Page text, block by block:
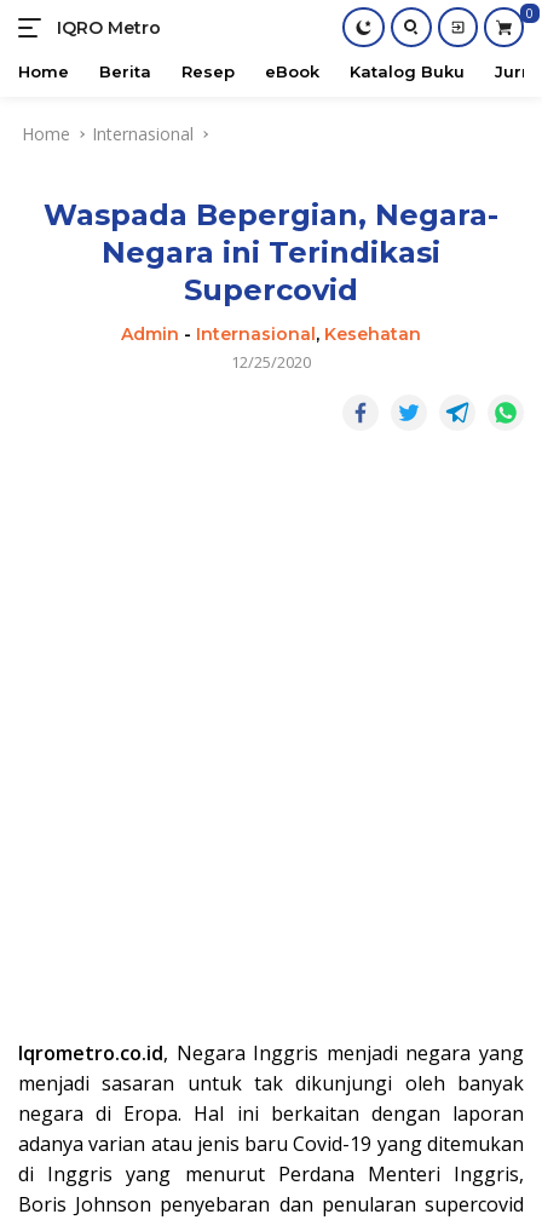
IQRO Metro
Lets
Bright
0
Home Berita Resep eBook Katalog Buku
Home Internasional
Waspada Bepergian, Negara-
Negara ini Terindikasi
Supercovid
Admin - Internasional, Kesehatan
12/25/2020
Iqrometro.co.id, Negara Inggris menjadi negara yang
menjadi sasaran untuk tak dikunjungi oleh banyak
negara di Eropa. Hal ini berkaitan dengan laporan
adanya varian atau jenis baru Covid-19 yang ditemukan
di Inggris yang menurut Perdana Menteri Inggris,
Boris Johnson penyebaran dan penularan supercovid